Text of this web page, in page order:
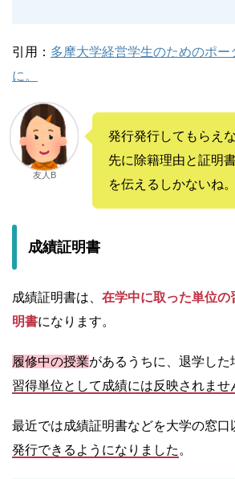
引用： 多摩大学経営学生のためのポ
に。
友人B
発行発行してもらえ
先に除籍理由と証明
を伝えるしかないね。
成績証明書
成績証明書は、 在学中に取った単位の
明書になります。
履修中の授業があるうちに、退学した
習得単位として成績には反映されませ
最近では成績証明書などを大学の窓口
発行できるようになりました 。